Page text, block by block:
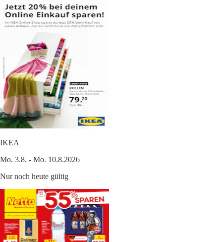
IKEA
Mo. 3.8. - Mo. 10.8.2026
Nur noch heute gültig